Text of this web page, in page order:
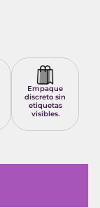
Empaque
discreto sin
etiquetas
visibles.